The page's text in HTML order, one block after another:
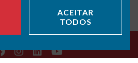
ACEITAR
TODOS